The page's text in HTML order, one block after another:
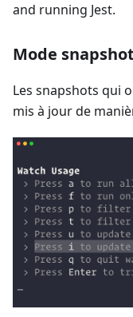
and running Jest.
Mode
Les snapshots qui
mis à jour de